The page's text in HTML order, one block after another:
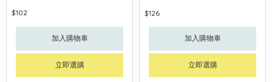
$102
加入購物車
立即選購
$126
加入購物車
立即選購